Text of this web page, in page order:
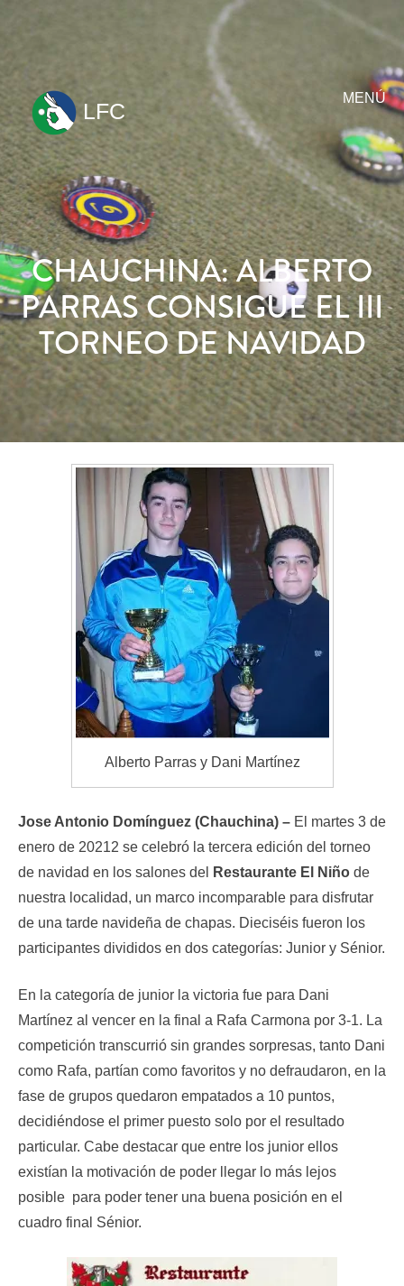
MENÚ
ir
al
contenido
LFC
CHAUCHINA: ALBERTO
PARRAS CONSIGUE EL III
TORNEO DE NAVIDAD
Alberto Parras y Dani Martínez
Jose Antonio Domínguez (Chauchina) – El martes 3 de
enero de 20212 se celebró la tercera edición del torneo
de navidad en los salones del
Restaurante El Niño de
nuestra localidad, un marco incomparable para disfrutar
de una tarde navideña de chapas. Dieciséis fueron los
participantes divididos en dos categorías: Junior y Sénior.
En la categoría de junior la victoria fue para Dani
Martínez al vencer en la final a Rafa Carmona por 3-1. La
competición transcurrió sin grandes sorpresas, tanto Dani
como Rafa, partían como favoritos y no defraudaron, en la
fase de grupos quedaron empatados a 10 puntos,
decidiéndose el primer puesto solo por el resultado
particular. Cabe destacar que entre los junior ellos
existían la motivación de poder llegar lo más lejos
posible para poder tener una buena posición en el
cuadro final Sénior.